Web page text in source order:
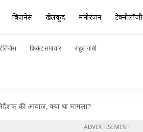
बिज़नेस खेलकूद मनोरंजन टेक्नोलॉजी
क्रिकेट समाचार राहुल गांधी
की आवाज, क्या था मामला?
ADVERTISEMENT